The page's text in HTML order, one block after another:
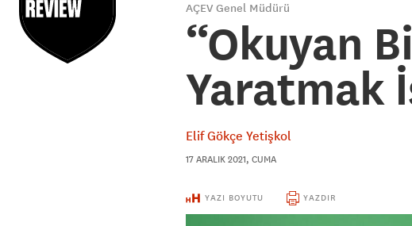
AÇEV Genel Müdürü
“Okuyan
Yaratmak
Elif Gökçe Yetişkol
17 ARALIK 2021, CUMA
YAZI BOYUTU YAZDIR